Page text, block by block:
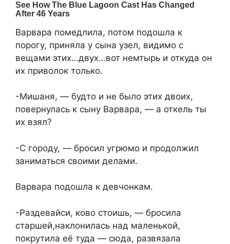
Варвара помедлила, потом подошла к
порогу, приняла у сына узел, видимо с
вещами этих…двух…вот немтырь и откуда он
их приволок только.
-Мишаня, — будто и не было этих двоих,
повернулась к сыну Варвара, — а откель ты
их взял?
-С городу, — бросил угрюмо и продолжил
заниматься своими делами.
Варвара подошла к девчонкам.
-Раздевайси, ково стоишь, — бросила
старшей,наклонилась над маленькой,
покрутила её туда — сюда, развязала